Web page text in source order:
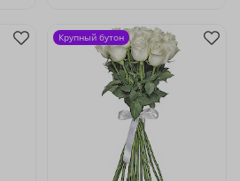
Крупный бутон